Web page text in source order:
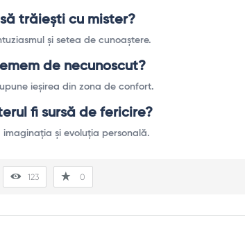
să trăiești cu mister?
și setea de cunoaștere.
de necunoscut?
ieșirea din zona de confort.
fi sursă de fericire?
imaginația și evoluția personală.
123 0